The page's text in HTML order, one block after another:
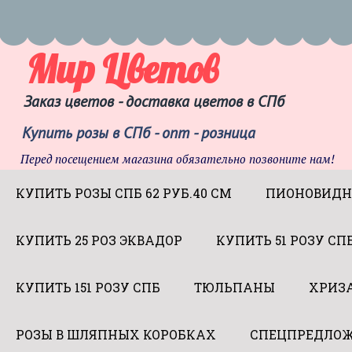
Мир Цветов
Заказ цветов - доставка цветов в СПб
Купить розы в СПб - опт - розница
Перед посещением магазина обязательно позвоните нам!
КУПИТЬ РОЗЫ СПБ 62 РУБ.40 СМ
КУПИТЬ 25 РОЗ ЭКВАДОР КУПИТЬ 51 РОЗУ
КУПИТЬ 151 РОЗУ СПБ ТЮЛЬПАНЫ
РОЗЫ В ШЛЯПНЫХ КОРОБКАХ